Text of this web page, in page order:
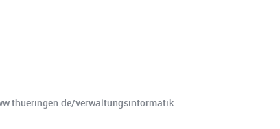
verwaltungsinformatik